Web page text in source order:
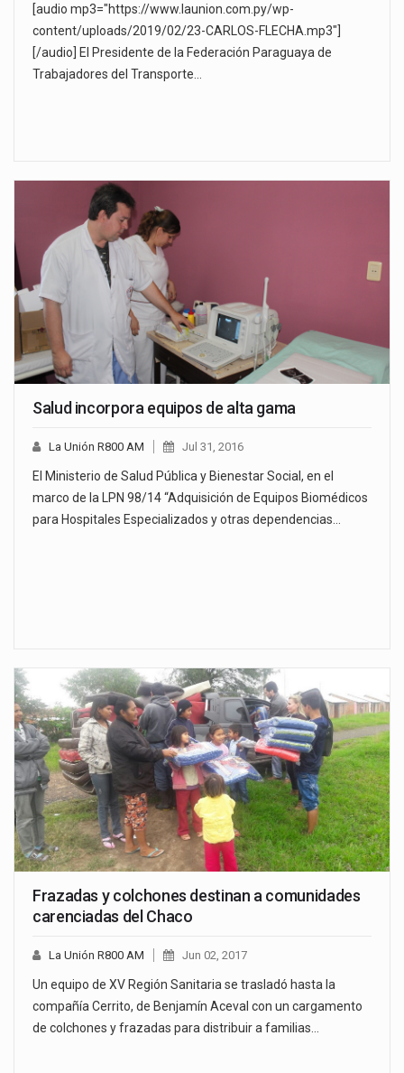
[audio mp3="https://www.launion.com.py/wp-
content/uploads/2019/02/23-CARLOS-FLECHA.mp3"]
[/audio] El Presidente de la Federación Paraguaya de
Trabajadores del Transporte…
Salud incorpora equipos de alta gama
La Unión R800 AM Jul 31, 2016
El Ministerio de Salud Pública y Bienestar Social, en el
marco de la LPN 98/14 “Adquisición de Equipos Biomédicos
para Hospitales Especializados y otras dependencias…
Frazadas y colchones destinan a comunidades
carenciadas del Chaco
La Unión R800 AM Jun 02, 2017
Un equipo de XV Región Sanitaria se trasladó hasta la
compañía Cerrito, de Benjamín Aceval con un cargamento
de colchones y frazadas para distribuir a familias…